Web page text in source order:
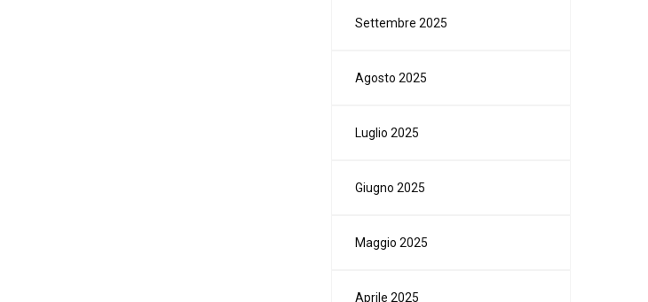
Settembre 2025
Agosto 2025
Luglio 2025
Giugno 2025
Maggio 2025
Aprile 2025